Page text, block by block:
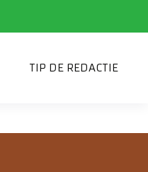
TIP DE REDACTIE